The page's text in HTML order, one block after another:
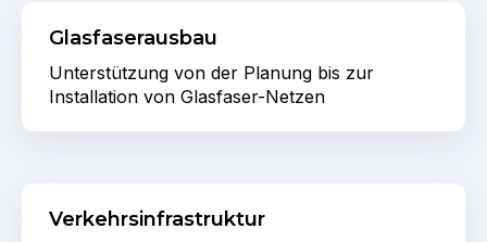
Glasfaserausbau
Unterstützung von der Planung bis zur
Installation von Glasfaser-Netzen
Verkehrsinfrastruktur